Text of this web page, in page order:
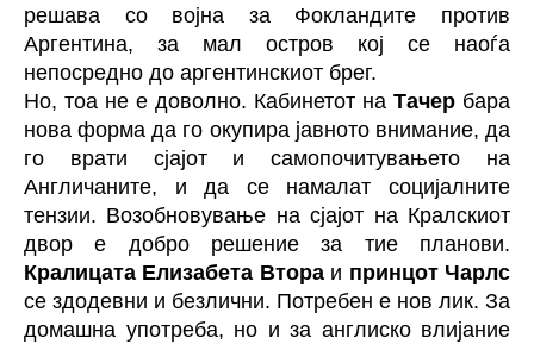
решава со војна за Фокландите против
Аргентина, за мал остров кој се наоѓа
непосредно до аргентинскиот брег.
Но, тоа не е доволно. Кабинетот на Тачер бара
нова форма да го окупира јавното внимание, да
го врати сјајот и самопочитувањето на
Англичаните, и да се намалат социјалните
тензии. Возобновување на сјајот на Кралскиот
двор е добро решение за тие планови.
Кралицата Елизабета Втораи принцот Чарлс
се здодевни и безлични. Потребен е нов лик. За
домашна употреба, но и за англиско влијание